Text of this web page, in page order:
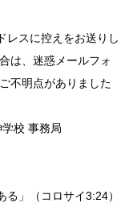
レスに控えをお送りし
は、迷惑メールフォ
不明点がありました
校 事務局
る」（コロサイ3:24）